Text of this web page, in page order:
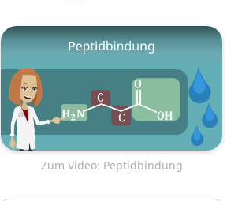
Zum Video: Peptidbindung